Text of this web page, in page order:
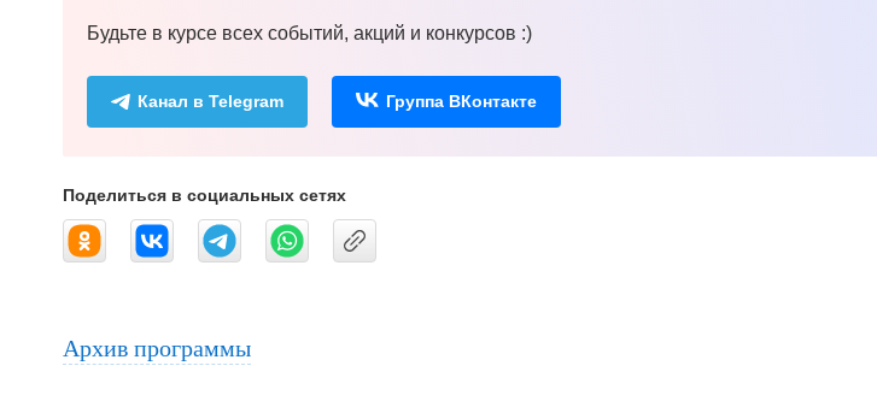
Будьте в курсе всех событий, акций и конкурсов :)
Канал в Telegram Группа ВКонтакте
Поделиться в социальных сетях
Архив программы